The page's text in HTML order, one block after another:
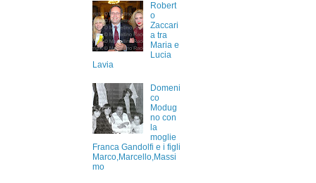
Robert
o
Zaccari
a tra
Maria e
Lucia
Lavia
Domeni
co
Modug
no con
la
moglie
Franca Gandolfi e i figli
Marco,Marcello,Massi
mo